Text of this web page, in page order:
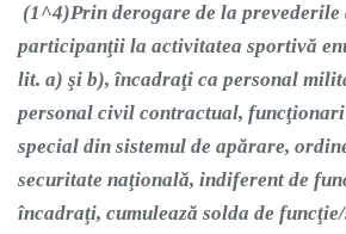
(1^4)Prin derogare de la prevederile
participanţii la activitatea sportivă
lit. a) şi b), încadraţi ca personal
personal civil contractual,
special din sistemul de apărare,
securitate naţională, indiferent de
încadraţi, cumulează solda de